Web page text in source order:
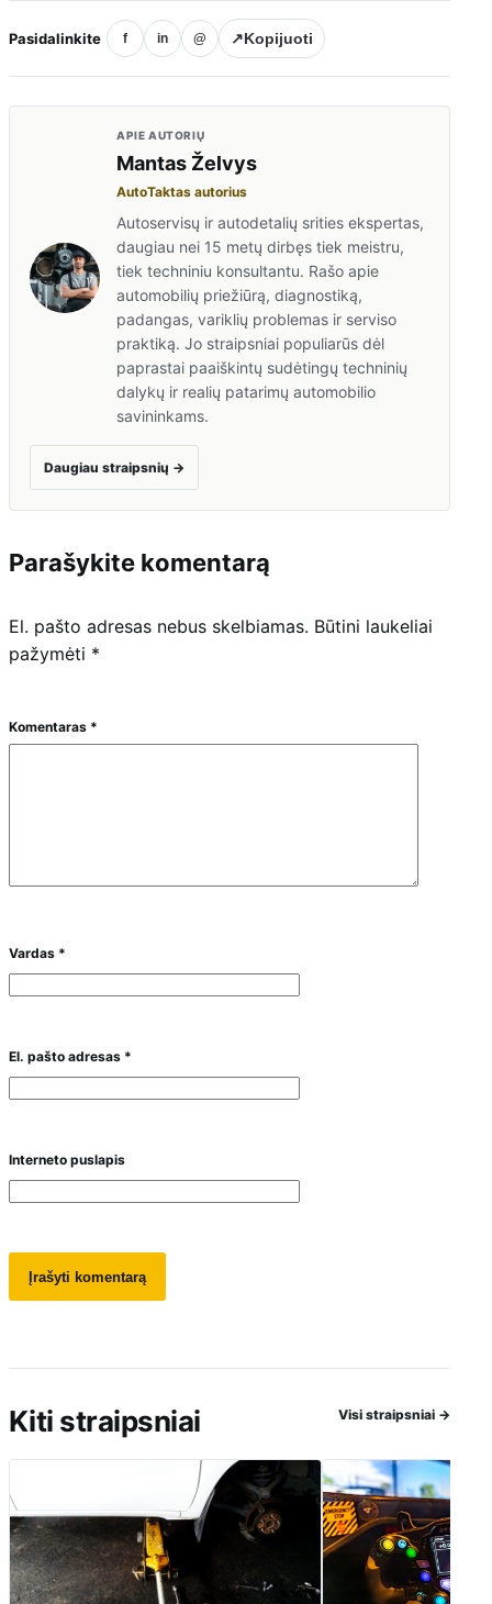
Pasidalinkite f in @ ↗Kopijuoti
APIE AUTORIŲ
Mantas Želvys
AutoTaktas autorius
Autoservisų ir autodetalių srities ekspertas,
daugiau nei 15 metų dirbęs tiek meistru,
tiek techniniu konsultantu. Rašo apie
automobilių priežiūrą, diagnostiką,
padangas, variklių problemas ir serviso
praktiką. Jo straipsniai populiarūs dėl
paprastai paaiškintų sudėtingų techninių
dalykų ir realių patarimų automobilio
savininkams.
Daugiau straipsnių →
Parašykite komentarą
El. pašto adresas nebus skelbiamas. Būtini laukeliai
pažymėti *
Komentaras *
Vardas *
El. pašto adresas *
Interneto puslapis
Kiti straipsniai Visi straipsniai →